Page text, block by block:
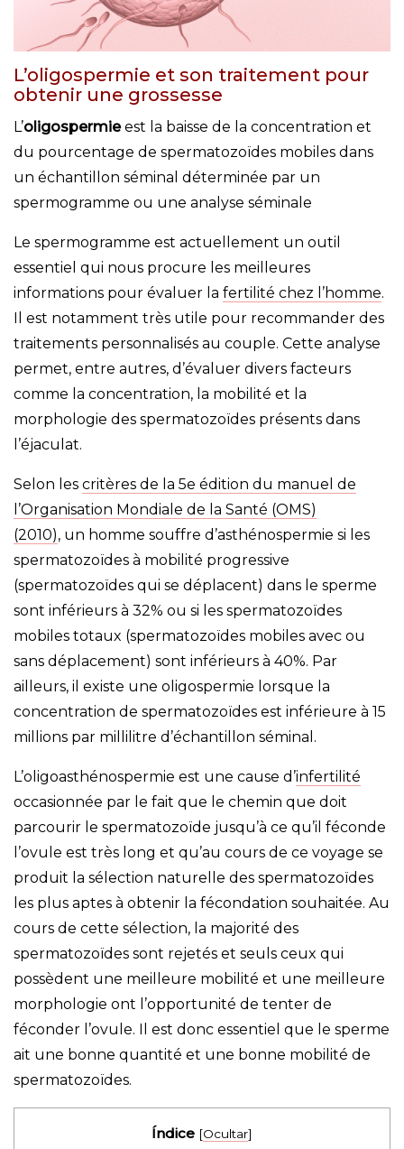
L’oligospermie et son traitement pour
obtenir une grossesse
L’oligospermieest la baisse de la concentration et
du pourcentage de spermatozoïdes mobiles dans
un échantillon séminal déterminée par un
spermogramme ou une analyse séminale
Le spermogramme est actuellement un outil
essentiel qui nous procure les meilleures
informations pour évaluer la fertilité chez l’homme.
Il est notamment très utile pour recommander des
traitements personnalisés au couple. Cette analyse
permet, entre autres, d’évaluer divers facteurs
comme la concentration, la mobilité et la
morphologie des spermatozoïdes présents dans
l’éjaculat.
Selon les critères de la 5e édition du manuel de
l’Organisation Mondiale de la Santé (OMS)
(2010), un homme souffre d’asthénospermie si les
spermatozoïdes à mobilité progressive
(spermatozoïdes qui se déplacent) dans le sperme
sont inférieurs à 32% ou si les spermatozoïdes
mobiles totaux (spermatozoïdes mobiles avec ou
sans déplacement) sont inférieurs à 40%. Par
ailleurs, il existe une oligospermie lorsque la
concentration de spermatozoïdes est inférieure à 15
millions par millilitre d’échantillon séminal.
L’oligoasthénospermie est une cause d’infertilité
occasionnée par le fait que le chemin que doit
parcourir le spermatozoïde jusqu’à ce qu’il féconde
l’ovule est très long et qu’au cours de ce voyage se
produit la sélection naturelle des spermatozoïdes
les plus aptes à obtenir la fécondation souhaitée. Au
cours de cette sélection, la majorité des
spermatozoïdes sont rejetés et seuls ceux qui
possèdent une meilleure mobilité et une meilleure
morphologie ont l’opportunité de tenter de
féconder l’ovule. Il est donc essentiel que le sperme
ait une bonne quantité et une bonne mobilité de
spermatozoïdes.
Índice [Ocultar]